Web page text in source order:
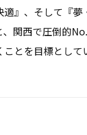
』、そして『
関西で圧倒的
とを目標として